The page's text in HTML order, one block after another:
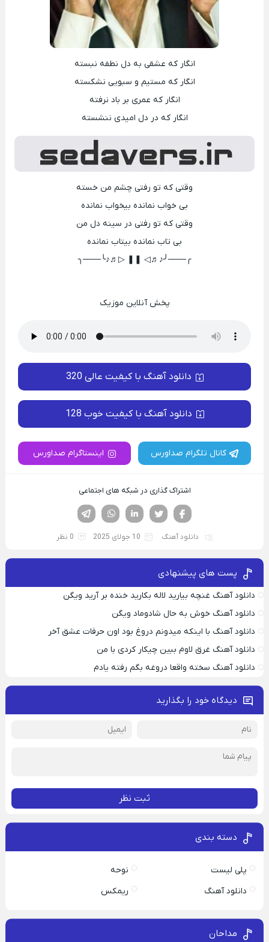
انگار که عشقی به دل نطفه نبسته
انگار که مستیم و سبویی نشکسته
انگار که عمری بر باد نرفته
انگار که در دل امیدی ننشسته
وقتی که تو رفتی چشم من خسته
بی خواب نمانده بیخواب نمانده
وقتی که تو رفتی در سینه دل من
بی تاب نمانده بیتاب نمانده
╭───╯♪♬◁ ❚❚ ▷♬♪╰───╮
پخش آنلاین موزیک
دانلود آهنگ با کیفیت عالی 320
دانلود آهنگ با کیفیت خوب 128
کانال تلگرام صداورس اینستاگرام صداورس
اشتراک گذاری در شبکه های اجتماعی
لینکدین تویتر
فیسوک
دانلود آهنگ 10 جولای 2025 0 نظر
پست های پیشنهادی
دانلود آهنگ غنچه بیارید لاله بکارید خنده بر آرید ویگن
دانلود آهنگ خوش به حال شادوماد ویگن
دانلود آهنگ با اینکه میدونم دروغ بود اون حرفات عشق آخر
دانلود آهنگ غرق لاوم ببین چیکار کردی با من
دانلود آهنگ سخته واقعا دروغه بگم رفته یادم
دیدگاه خود را بگذارید
ثبت نظر
دسته بندی
پلی لیست
نوحه
دانلود آهنگ
ریمکس
مداحان